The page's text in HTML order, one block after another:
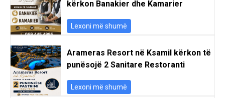
kërkon Banakier dhe Kamarier
Lexoni më shumë
Arameras Resort në Ksamil kërkon të
punësojë 2 Sanitare Restoranti
Lexoni më shumë